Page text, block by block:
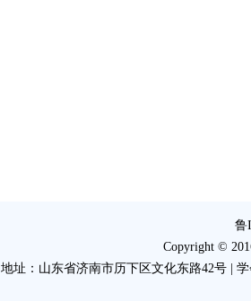
鲁
Copyright ©
地址：山东省济南市历下区文化东路42号 | 学